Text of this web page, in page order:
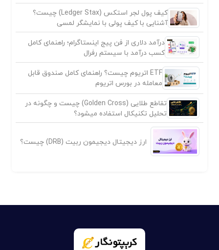
کیف پول لجر استکس (Ledger Stax) چیست؟
آشنایی با کیف پولی با نمایشگر لمسی
درآمد دلاری از فن پیج اینستاگرام؛ راهنمای کامل
کسب درآمد با سیستم رفرال
ETF اتریوم چیست؟ راهنمای کامل صندوق قابل
معامله در بورس اتریوم
تقاطع طلایی (Golden Cross) چیست و چگونه در
تحلیل تکنیکال استفاده میشود؟
ارز دیجیتال دیجیمون ربیت (DRB) چیست؟